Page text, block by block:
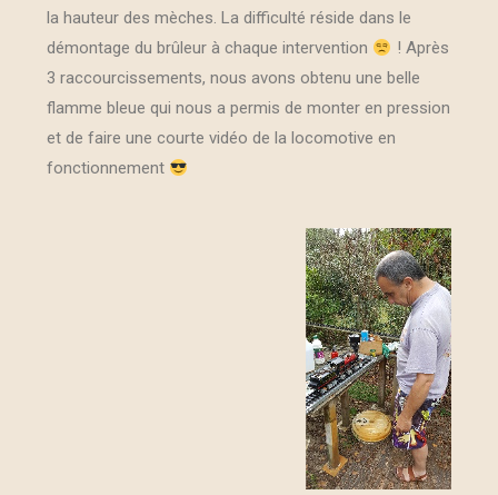
la hauteur des mèches. La difficulté réside dans le
démontage du brûleur à chaque intervention
! Après
3 raccourcissements, nous avons obtenu une belle
flamme bleue qui nous a permis de monter en pression
et de faire une courte vidéo de la locomotive en
fonctionnement